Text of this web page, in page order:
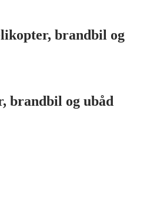
brandbil og
brandbil og ubåd